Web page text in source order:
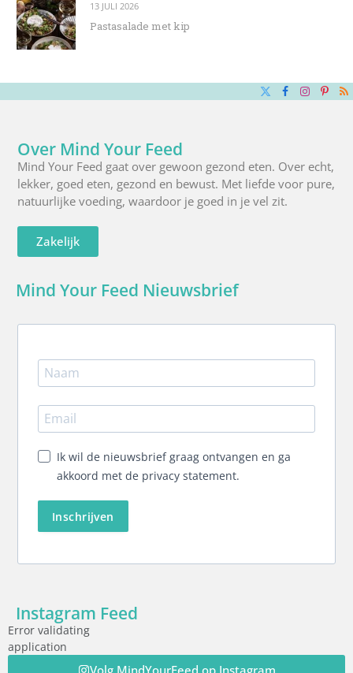
13 JULI 2026
Pastasalade met kip
X
Facebook
Over Mind Your Feed
Mind Your Feed gaat over gewoon gezond eten. Over echt,
lekker, goed eten, gezond en bewust. Met liefde voor pure,
natuurlijke voeding, waardoor je goed in je vel zit.
Zakelijk
Mind Your Feed Nieuwsbrief
Ik wil de nieuwsbrief graag ontvangen en ga
akkoord met de privacy statement.
Inschrijven
Instagram Feed
Error validating
application